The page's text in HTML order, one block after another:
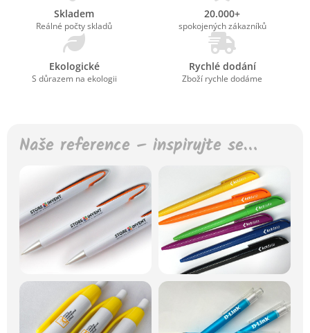
Skladem
Reálné počty skladů
20.000+
spokojených zákazníků
Ekologické
S důrazem na ekologii
Rychlé dodání
Zboží rychle dodáme
Naše reference – inspirujte se…